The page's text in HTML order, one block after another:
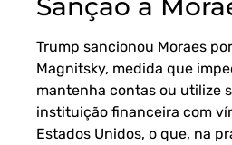
Trump sancionou Moraes
Magnitsky, medida que
mantenha contas ou utilize
instituição financeira com
Estados Unidos, o que, na